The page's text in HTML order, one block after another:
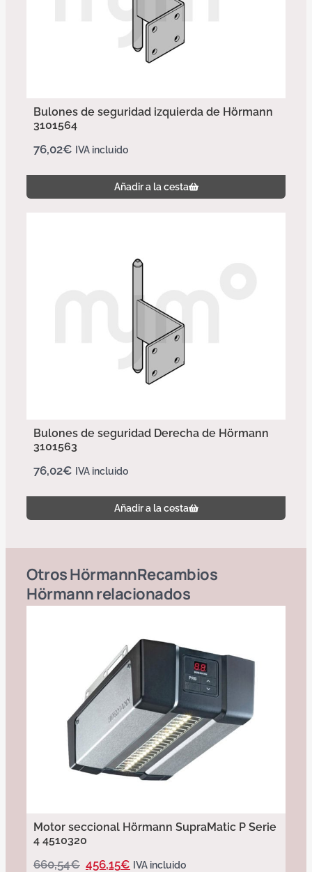
Bulones de seguridad izquierda de Hörmann
3101564
76,02€ IVA incluido
Añadir a la cesta
Bulones de seguridad Derecha de Hörmann
3101563
76,02€ IVA incluido
Añadir a la cesta
OtrosHörmannRecambios
Hörmannrelacionados
Motor seccional Hörmann SupraMatic P Serie
4 4510320
660,54€ 456,15€ IVA incluido